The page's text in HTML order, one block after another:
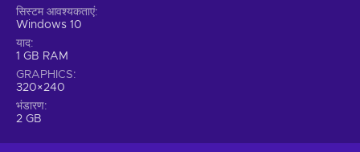
सिस्टम आवश्यकताएं
Windows 10
याद
1 GB RAM
GRAPHICS
320×240
भंडारण
2 GB